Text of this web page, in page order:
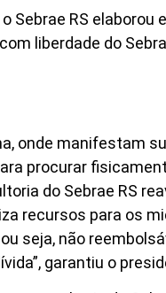
Sebrae RS elaborou
liberdade do
onde manifestam
procurar
do Sebrae RS
recursos para os
seja, não
garantiu o